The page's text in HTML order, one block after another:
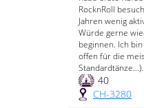
RocknRoll
Jahren wenig
Würde gerne
beginnen. Ich
offen für die
40
CH-3280